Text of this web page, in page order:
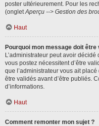
poster ultérieurement. Pour les
(ongletAperçu --> Gestion des
Haut
Pourquoi mon message doit être
L’administrateur peut avoir
vous postez nécessitent d’être
que l’administrateur vous ait
être validés avant d’être publiés.
d’informations.
Haut
Comment remonter mon sujet ?